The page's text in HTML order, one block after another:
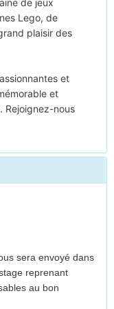
de jeux
Lego, de
plaisir des
et
et
Rejoignez-nous
sera envoyé dans
reprenant
au bon